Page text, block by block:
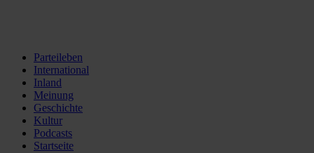
Parteileben
International
Inland
Meinung
Geschichte
Kultur
Podcasts
Startseite